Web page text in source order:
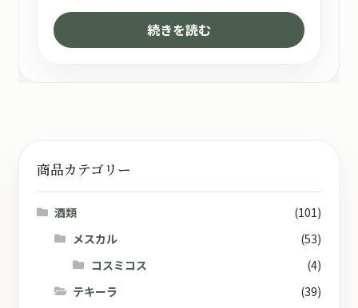
続きを読む
商品カテゴリー
酒類
(101)
メスカル
(53)
コスミコス
(4)
テキーラ
(39)